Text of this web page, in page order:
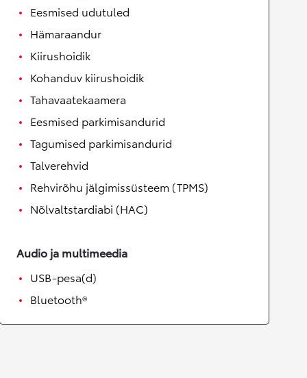
Eesmised udutuled
Hämaraandur
Kiirushoidik
Kohanduv kiirushoidik
Tahavaatekaamera
Eesmised parkimisandurid
Tagumised parkimisandurid
Talverehvid
Rehvirõhu jälgimissüsteem (TPMS)
Nõlvaltstardiabi (HAC)
Audio ja multimeedia
USB-pesa(d)
Bluetooth®